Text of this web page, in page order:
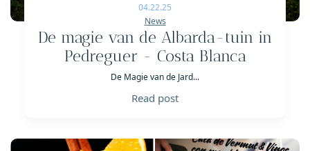
04.22.25
News
De magie van de Albarda-tuin in
Pedreguer - Costa Blanca
De Magie van de Jard...
Read post